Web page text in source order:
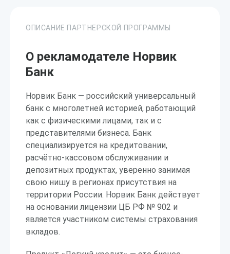
ОПИСАНИЕ ПАРТНЕРСКОЙ ПРОГРАММЫ
О рекламодателе Норвик
Банк
Норвик Банк — российский универсальный
банк с многолетней историей, работающий
как с физическими лицами, так и с
представителями бизнеса. Банк
специализируется на кредитовании,
расчётно-кассовом обслуживании и
депозитных продуктах, уверенно занимая
свою нишу в регионах присутствия на
территории России. Норвик Банк действует
на основании лицензии ЦБ РФ № 902 и
является участником системы страхования
вкладов.